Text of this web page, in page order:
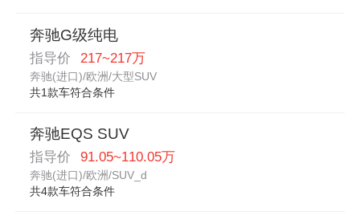
奔驰G级纯电
指导价 217~217万
奔驰(进口)/欧洲/大型SUV
共1款车符合条件
奔驰EQS SUV
指导价 91.05~110.05万
奔驰(进口)/欧洲/SUV_d
共4款车符合条件